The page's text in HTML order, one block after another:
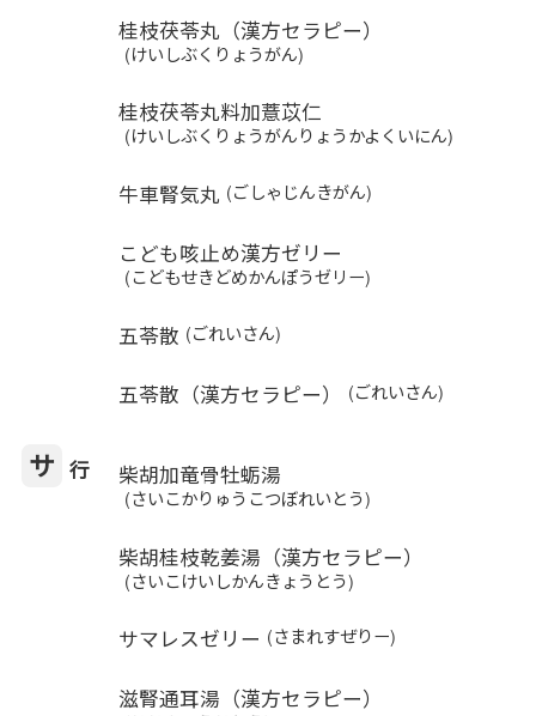
桂枝茯苓丸（漢方セラピー）
(けいしぶくりょうがん)
桂枝茯苓丸料加薏苡仁
(けいしぶくりょうがんりょうかよくいにん)
牛車腎気丸 (ごしゃじんきがん)
こども咳止め漢方ゼリー
(こどもせきどめかんぽうゼリー)
五苓散 (ごれいさん)
五苓散（漢方セラピー） (ごれいさん)
サ 行 柴胡加竜骨牡蛎湯
(さいこかりゅうこつぼれいとう)
柴胡桂枝乾姜湯（漢方セラピー）
(さいこけいしかんきょうとう)
サマレスゼリー (さまれすぜりー)
滋腎通耳湯（漢方セラピー）